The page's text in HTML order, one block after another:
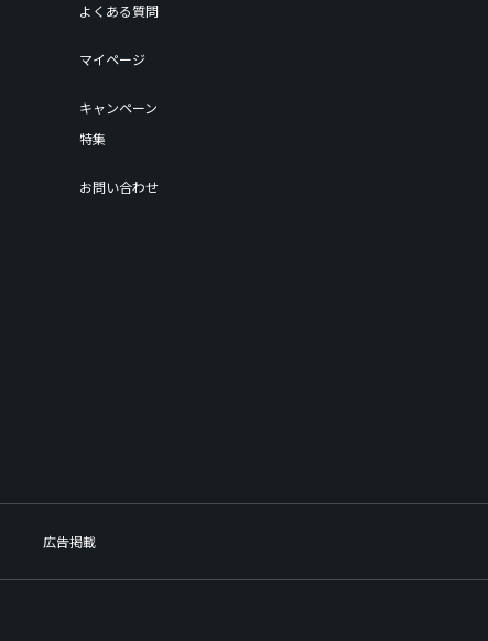
よくある質問
マイページ
キャンペーン
特集
お問い合わせ
広告掲載